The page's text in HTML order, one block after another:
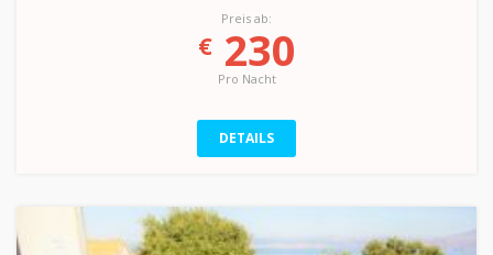
Preis ab:
€230
Pro Nacht
DETAILS